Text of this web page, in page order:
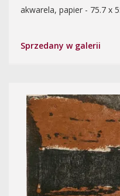
akwarela, papier - 75.7 x
Sprzedany w galerii